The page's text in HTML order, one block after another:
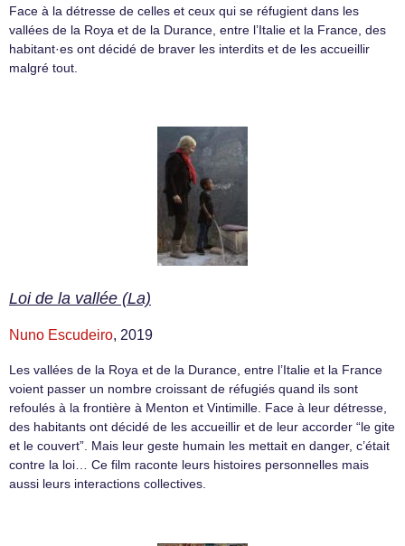
Face à la détresse de celles et ceux qui se réfugient dans les
vallées de la Roya et de la Durance, entre l’Italie et la France, des
habitant·es ont décidé de braver les interdits et de les accueillir
malgré tout.
Loi de la vallée (La)
Nuno Escudeiro, 2019
Les vallées de la Roya et de la Durance, entre l’Italie et la France
voient passer un nombre croissant de réfugiés quand ils sont
refoulés à la frontière à Menton et Vintimille. Face à leur détresse,
des habitants ont décidé de les accueillir et de leur accorder “le gite
et le couvert”. Mais leur geste humain les mettait en danger, c’était
contre la loi… Ce film raconte leurs histoires personnelles mais
aussi leurs interactions collectives.